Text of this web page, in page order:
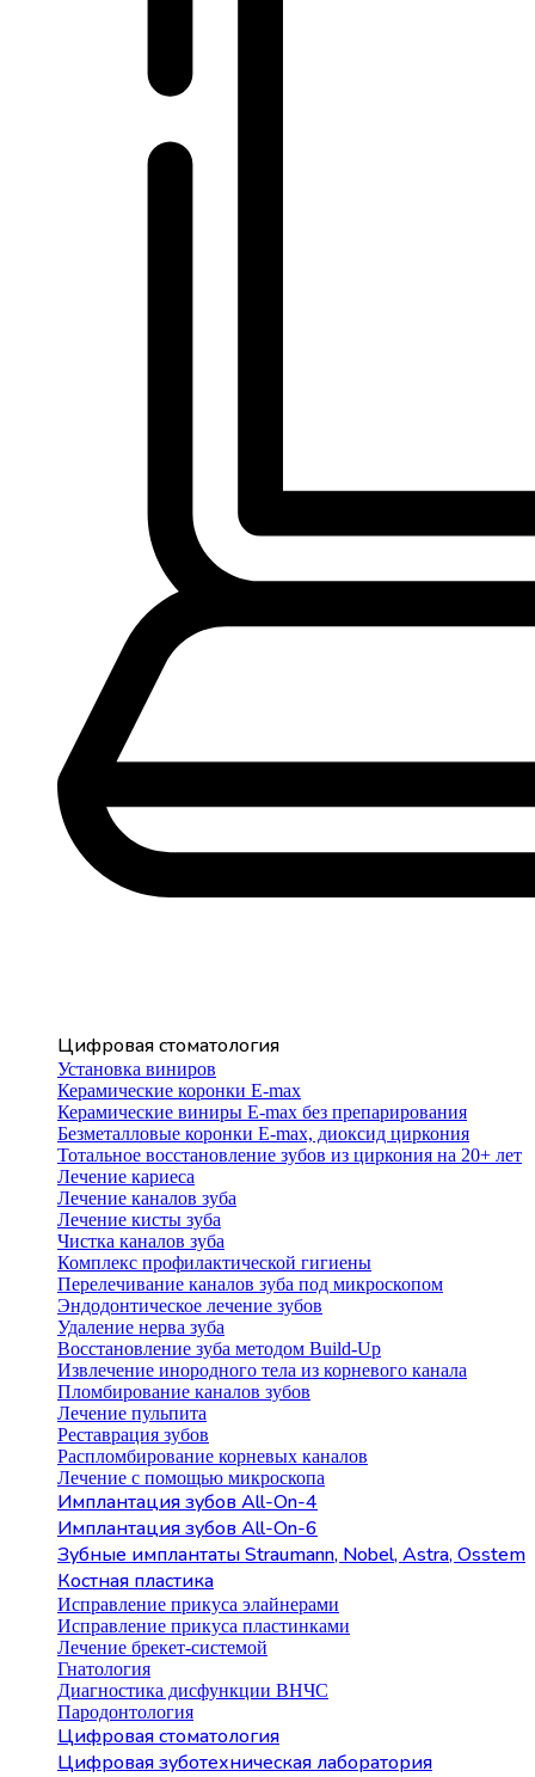
Цифровая стоматология
Установка виниров
Керамические коронки E-max
Керамические виниры E-max без препарирования
Безметалловые коронки Е-max, диоксид циркония
Тотальное восстановление зубов из циркония на 20+ лет
Лечение кариеса
Лечение каналов зуба
Лечение кисты зуба
Чистка каналов зуба
Комплекс профилактической гигиены
Перелечивание каналов зуба под микроскопом
Эндодонтическое лечение зубов
Удаление нерва зуба
Восстановление зуба методом Build-Up
Извлечение инородного тела из корневого канала
Пломбирование каналов зубов
Лечение пульпита
Реставрация зубов
Распломбирование корневых каналов
Лечение с помощью микроскопа
Имплантация зубов All-On-4
Имплантация зубов All-On-6
Зубные имплантаты Straumann, Nobel, Astra, Osstem
Костная пластика
Исправление прикуса элайнерами
Исправление прикуса пластинками
Лечение брекет-системой
Гнатология
Диагностика дисфункции ВНЧС
Пародонтология
Цифровая стоматология
Цифровая зуботехническая лаборатория